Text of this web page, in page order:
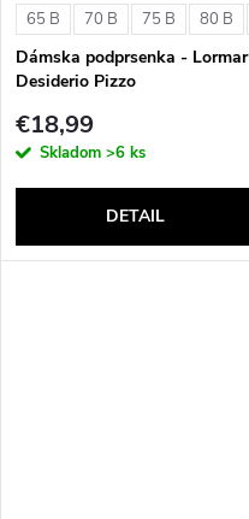
65 B 70 B 75 B 80 B
Dámska podprsenka - Lormar
Desiderio Pizzo
€18,99
Skladom >6 ks
DETAIL